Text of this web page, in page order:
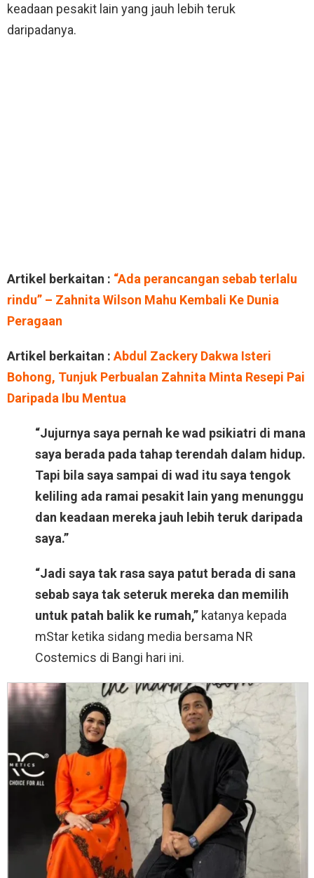
keadaan pesakit lain yang jauh lebih teruk
daripadanya.
Artikel berkaitan : “Ada perancangan sebab terlalu
rindu” – Zahnita Wilson Mahu Kembali Ke Dunia
Peragaan
Artikel berkaitan : Abdul Zackery Dakwa Isteri
Bohong, Tunjuk Perbualan Zahnita Minta Resepi Pai
Daripada Ibu Mentua
“Jujurnya saya pernah ke wad psikiatri di mana
saya berada pada tahap terendah dalam hidup.
Tapi bila saya sampai di wad itu saya tengok
keliling ada ramai pesakit lain yang menunggu
dan keadaan mereka jauh lebih teruk daripada
saya.”
“Jadi saya tak rasa saya patut berada di sana
sebab saya tak seteruk mereka dan memilih
untuk patah balik ke rumah,” katanya kepada
mStar ketika sidang media bersama NR
Costemics di Bangi hari ini.